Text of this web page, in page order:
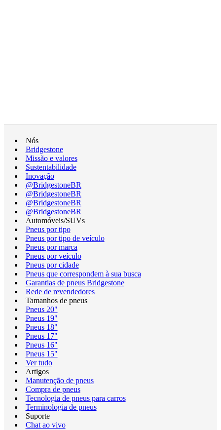
Nós
Bridgestone
Missão e valores
Sustentabilidade
Inovação
@BridgestoneBR
@BridgestoneBR
@BridgestoneBR
@BridgestoneBR
Automóveis/SUVs
Pneus por tipo
Pneus por tipo de veículo
Pneus por marca
Pneus por veículo
Pneus por cidade
Pneus que correspondem à sua busca
Garantias de pneus Bridgestone
Rede de revendedores
Tamanhos de pneus
Pneus 20"
Pneus 19"
Pneus 18"
Pneus 17"
Pneus 16"
Pneus 15"
Ver tudo
Artigos
Manutenção de pneus
Compra de pneus
Tecnologia de pneus para carros
Terminologia de pneus
Suporte
Chat ao vivo